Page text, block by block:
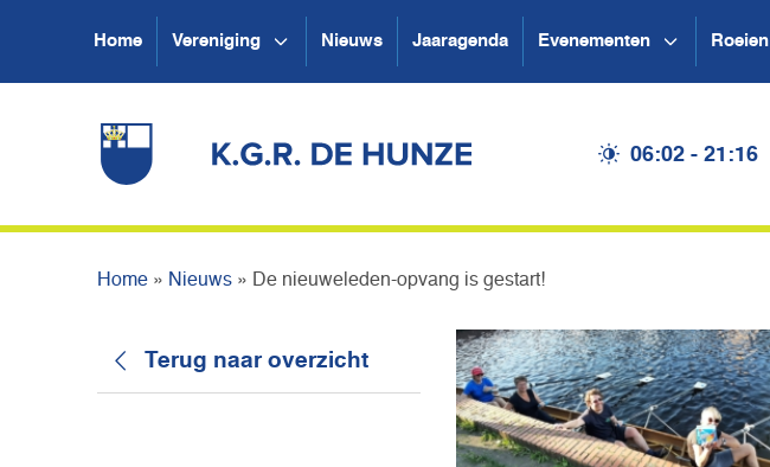
Home Vereniging Nieuws Jaaragenda Evenementen Roeien
06:02 - 21:16
Home » Nieuws » De nieuweleden-opvang is gestart!
Terug naar overzicht